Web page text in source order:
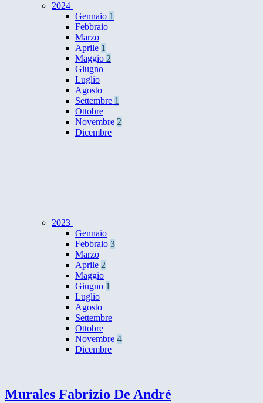
2024
Gennaio 1
Febbraio
Marzo
Aprile 1
Maggio 2
Giugno
Luglio
Agosto
Settembre 1
Ottobre
Novembre 2
Dicembre
2023
Gennaio
Febbraio 3
Marzo
Aprile 2
Maggio
Giugno 1
Luglio
Agosto
Settembre
Ottobre
Novembre 4
Dicembre
Murales Fabrizio De André